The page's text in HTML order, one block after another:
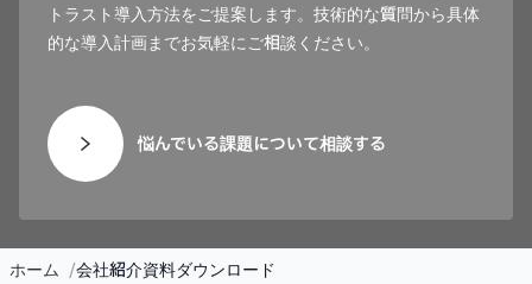
トラスト導入方法をご提案します。技術的な質問から具体
的な導入計画までお気軽にご相談ください。
悩んでいる課題について相談する
ホーム 会社紹介資料ダウンロード